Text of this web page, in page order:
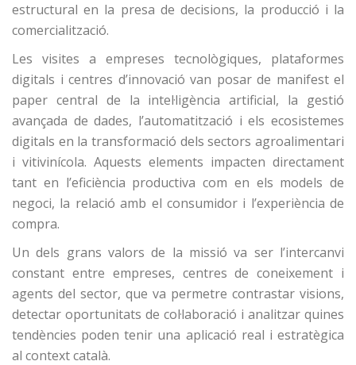
estructural en la presa de decisions, la producció i la
comercialització.
Les visites a empreses tecnològiques, plataformes
digitals i centres d’innovació van posar de manifest el
paper central de la intel·ligència artificial, la gestió
avançada de dades, l’automatització i els ecosistemes
digitals en la transformació dels sectors agroalimentari
i vitivinícola. Aquests elements impacten directament
tant en l’eficiència productiva com en els models de
negoci, la relació amb el consumidor i l’experiència de
compra.
Un dels grans valors de la missió va ser l’intercanvi
constant entre empreses, centres de coneixement i
agents del sector, que va permetre contrastar visions,
detectar oportunitats de col·laboració i analitzar quines
tendències poden tenir una aplicació real i estratègica
al context català.